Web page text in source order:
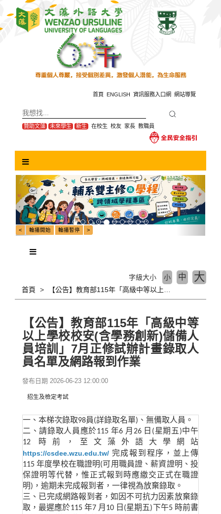
主
首頁 ENGLISH 資訊服務入口網 網站導覽
贊助文藻 未來學生 新生 在校生 校友 家長 教職員
Previous Next
首頁 【公告】教育部115年「高級中等以上學校校安(含學務創新)儲備人員培訓」7月正修試辦計畫錄取人員名單及網路報到作業
字級大小 小 中 大
【公告】教育部115年「高級中等
以上學校校安(含學務創新)儲備人
員培訓」7月正修試辦計畫錄取人
員名單及網路報到作業
發布日期 2026-06-23 12:00:00
招生及檢定考試
一、本梯次錄取98員(詳錄取名單) 、無備取人員。
二、請錄取人員應於115 年6 月 26 日 (星期五)中午
12 時前，至文藻外語大學網站
https://csdee.wzu.edu.tw/ 完成報到程序，並上傳
115年度學校在職證明(可用職員證、薪資證明、投
保證明等代替，惟正式報到時應繳交正式在職證
明) ，逾期未完成報到者，一律視為放棄錄取。
三、已完成網路報到者，如因不可抗力因素放棄錄
取，最遲應於115 年7 月 10 日 (星期五) 下午5 時前書